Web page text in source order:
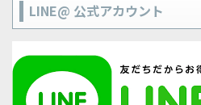
LINE@ 公式アカウント